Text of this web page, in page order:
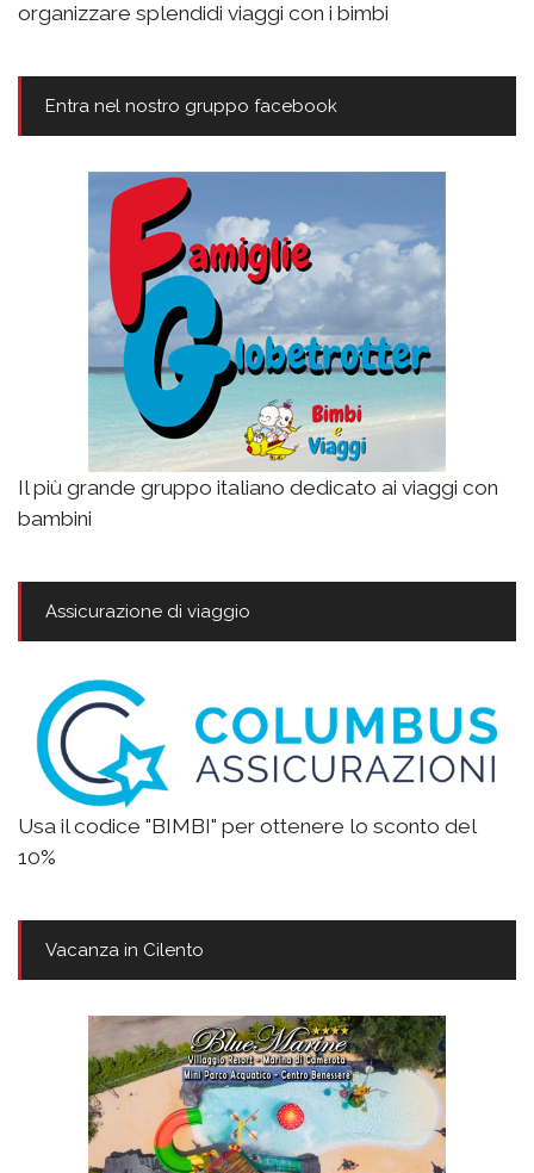
organizzare splendidi viaggi con i bimbi
Entra nel nostro gruppo facebook
Il più grande gruppo italiano dedicato ai viaggi con
bambini
Assicurazione di viaggio
Usa il codice "BIMBI" per ottenere lo sconto del
10%
Vacanza in Cilento